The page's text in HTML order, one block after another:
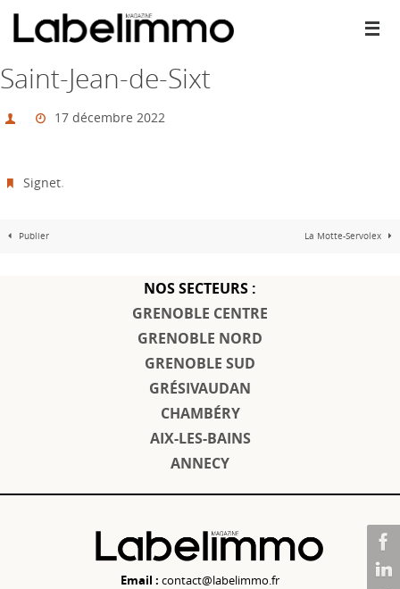
Saint-Jean-de-Sixt
17 décembre 2022
Signet.
Publier La Motte-Servolex
NOS SECTEURS :
GRENOBLE CENTRE
GRENOBLE NORD
GRENOBLE SUD
GRÉSIVAUDAN
CHAMBÉRY
AIX-LES-BAINS
ANNECY
Email : contact@labelimmo.fr